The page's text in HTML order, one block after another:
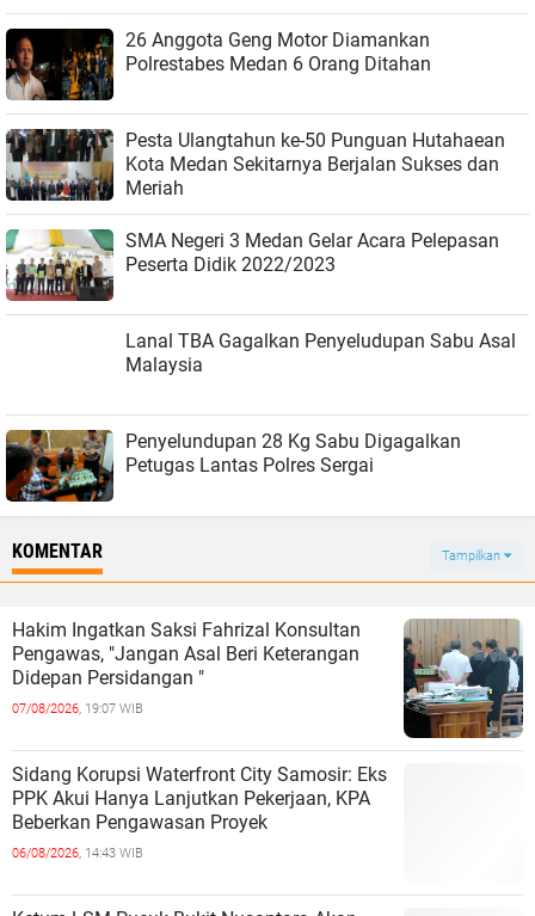
26 Anggota Geng Motor Diamankan
Polrestabes Medan 6 Orang Ditahan
Pesta Ulangtahun ke-50 Punguan Hutahaean
Kota Medan Sekitarnya Berjalan Sukses dan
Meriah
SMA Negeri 3 Medan Gelar Acara Pelepasan
Peserta Didik 2022/2023
Lanal TBA Gagalkan Penyeludupan Sabu Asal
Malaysia
Penyelundupan 28 Kg Sabu Digagalkan
Petugas Lantas Polres Sergai
KOMENTAR Tampilkan
Hakim Ingatkan Saksi Fahrizal Konsultan
Pengawas, "Jangan Asal Beri Keterangan
Didepan Persidangan "
07/08/2026, 19:07 WIB
Sidang Korupsi Waterfront City Samosir: Eks
PPK Akui Hanya Lanjutkan Pekerjaan, KPA
Beberkan Pengawasan Proyek
06/08/2026, 14:43 WIB